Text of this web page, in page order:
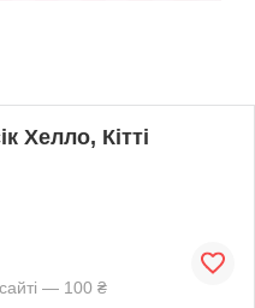
Хелло, Кітті
— 100 ₴